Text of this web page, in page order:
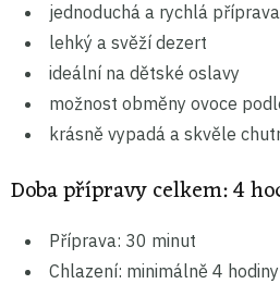
jednoduchá a rychlá příprava
lehký a svěží dezert
ideální na dětské oslavy
možnost obměny ovoce
krásně vypadá a skvěle
Doba přípravy celkem: 4
Příprava: 30 minut
Chlazení: minimálně 4 hodiny